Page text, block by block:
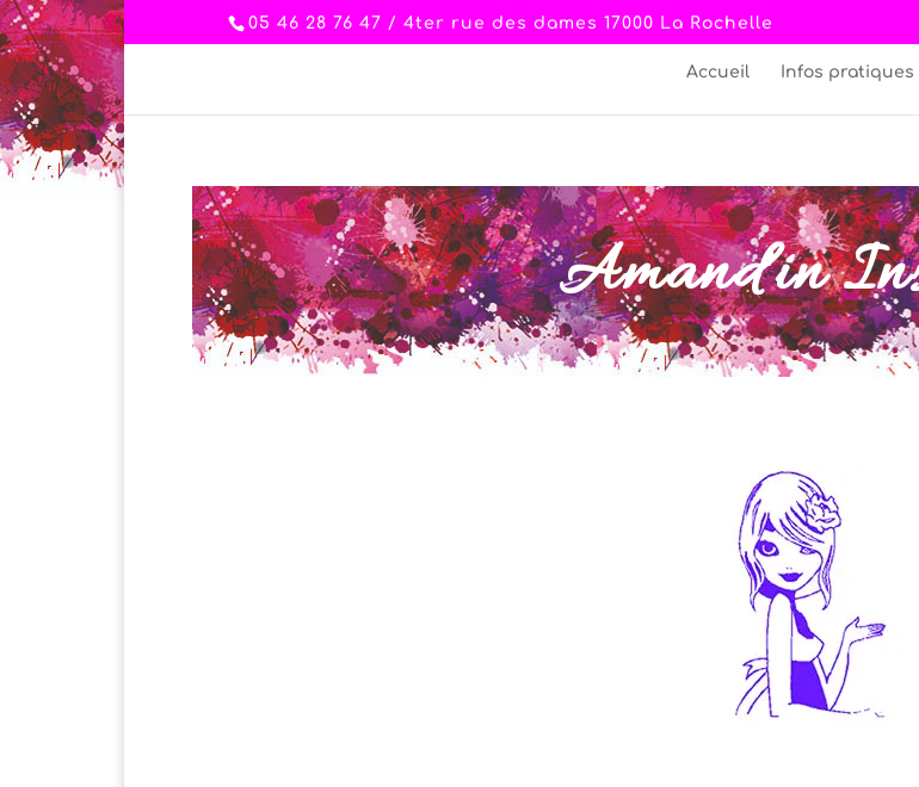
05 46 28 76 47 / 4ter rue des dames 17000 La Rochelle
Accueil Infos pratiques
Amand'in